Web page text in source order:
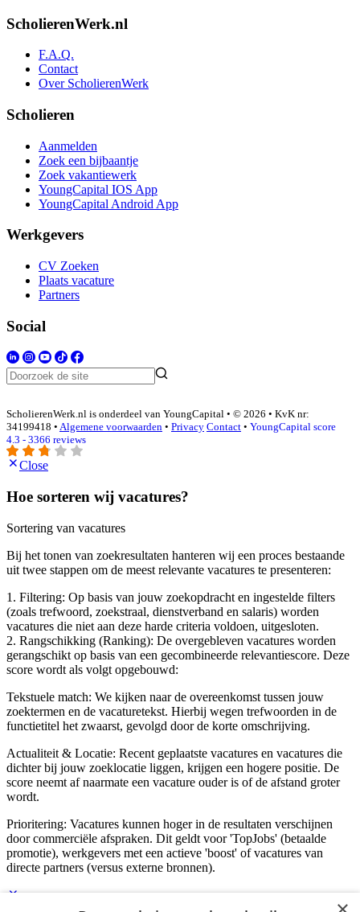
ScholierenWerk.nl
F.A.Q.
Contact
Over ScholierenWerk
Scholieren
Aanmelden
Zoek een bijbaantje
Zoek vakantiewerk
YoungCapital IOS App
YoungCapital Android App
Werkgevers
CV Zoeken
Plaats vacature
Partners
Social
ScholierenWerk.nl is onderdeel van YoungCapital • © 2026 • KvK nr:
34199418 • Algemene voorwaarden • Privacy Contact • YoungCapital score
4.3 - 3366 reviews
Close
Hoe sorteren wij vacatures?
Sortering van vacatures
Bij het tonen van zoekresultaten hanteren wij een proces bestaande
uit twee stappen om de meest relevante vacatures te presenteren:
1. Filtering: Op basis van jouw zoekopdracht en ingestelde filters
(zoals trefwoord, zoekstraal, dienstverband en salaris) worden
vacatures die niet aan deze harde criteria voldoen, uitgesloten.
2. Rangschikking (Ranking): De overgebleven vacatures worden
gerangschikt op basis van een gecombineerde relevantiescore. Deze
score wordt als volgt opgebouwd:
Tekstuele match: We kijken naar de overeenkomst tussen jouw
zoektermen en de vacaturetekst. Hierbij wegen trefwoorden in de
functietitel het zwaarst, gevolgd door de korte omschrijving.
Actualiteit & Locatie: Recent geplaatste vacatures en vacatures die
dichter bij jouw zoeklocatie liggen, krijgen een hogere positie. De
score neemt af naarmate een vacature ouder is of de afstand groter
wordt.
Prioritering: Vacatures kunnen hoger in de resultaten verschijnen
door commerciële afspraken. Dit geldt voor 'TopJobs' (betaalde
promotie), werkgevers met een actieve 'boost' of vacatures van
directe partners (versus externe bronnen).